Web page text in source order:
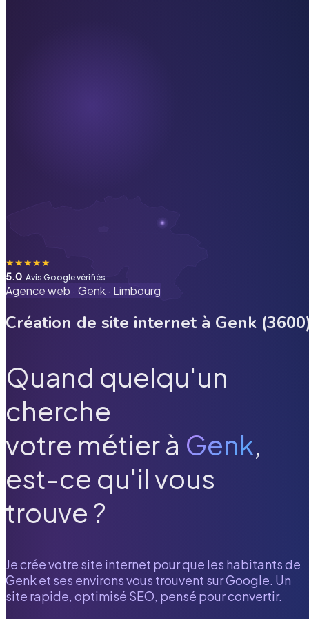
★★★★★
5.0· Avis Google vérifiés
Agence web · Genk· Limbourg
Création de site internet à Genk (3600
Quand quelqu'un
cherche
votre métier à Genk,
est-ce qu'il vous
trouve ?
Je crée votre site internet pour que les habitants de
Genket ses environs vous trouvent sur Google. Un
site rapide, optimisé SEO, pensé pour convertir.